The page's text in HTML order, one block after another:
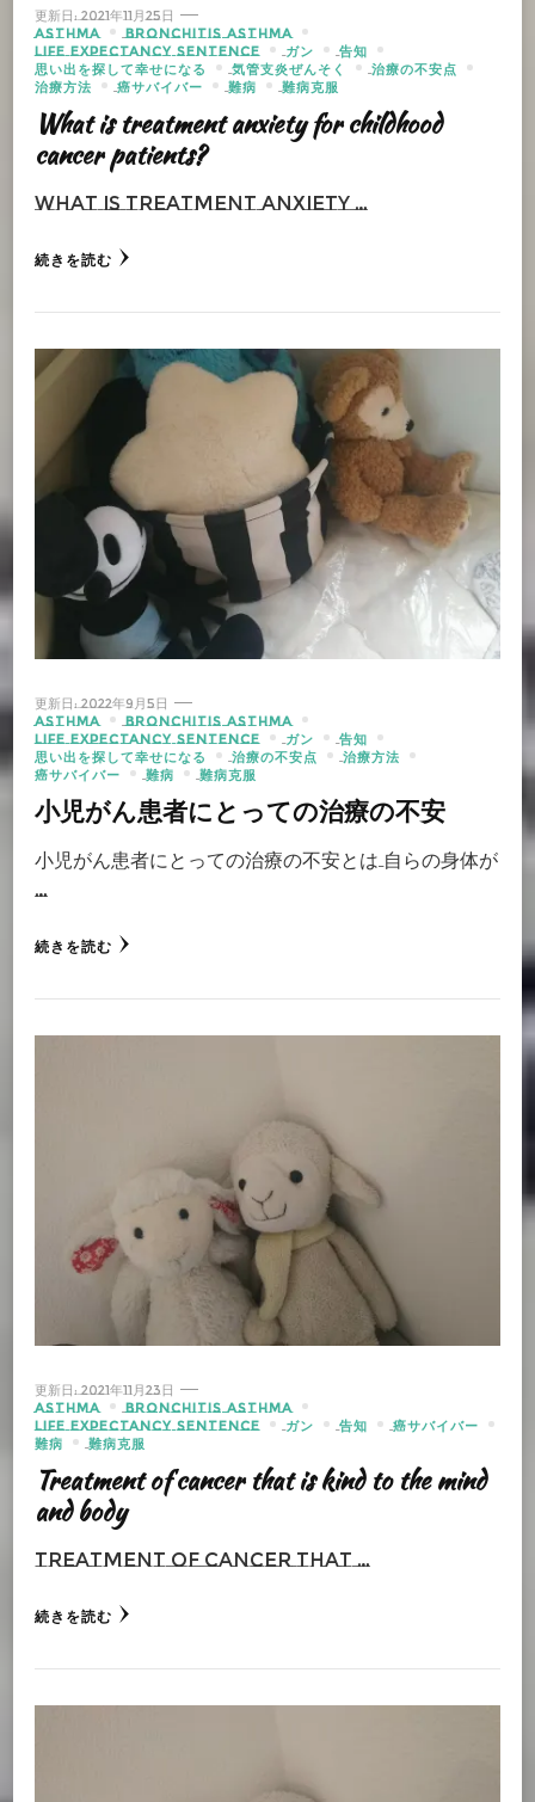
更新日:2021年11月25日
ASTHMA
BRONCHITIS ASTHMA
LIFE EXPECTANCY SENTENCE
ガン
告知
思い出を探して幸せになる
気管支炎ぜんそく
治療の不安点
治療方法
癌サバイバー 難病 難病克服
What is treatment anxiety for childhood
cancer patients?
What is treatment anxiety …
続きを読む
更新日:2022年9月5日
ASTHMA
BRONCHITIS ASTHMA
LIFE EXPECTANCY SENTENCE
ガン
告知
思い出を探して幸せになる
治療の不安点
治療方法
癌サバイバー
難病 難病克服
小児がん患者にとっての治療の不安
小児がん患者にとっての治療の不安とは 自らの身体が
…
続きを読む
更新日:2021年11月23日
ASTHMA
BRONCHITIS ASTHMA
LIFE EXPECTANCY SENTENCE
ガン 告知
癌サバイバー
難病
難病克服
Treatment of cancer that is kind to the mind
and body
Treatment of cancer that …
続きを読む